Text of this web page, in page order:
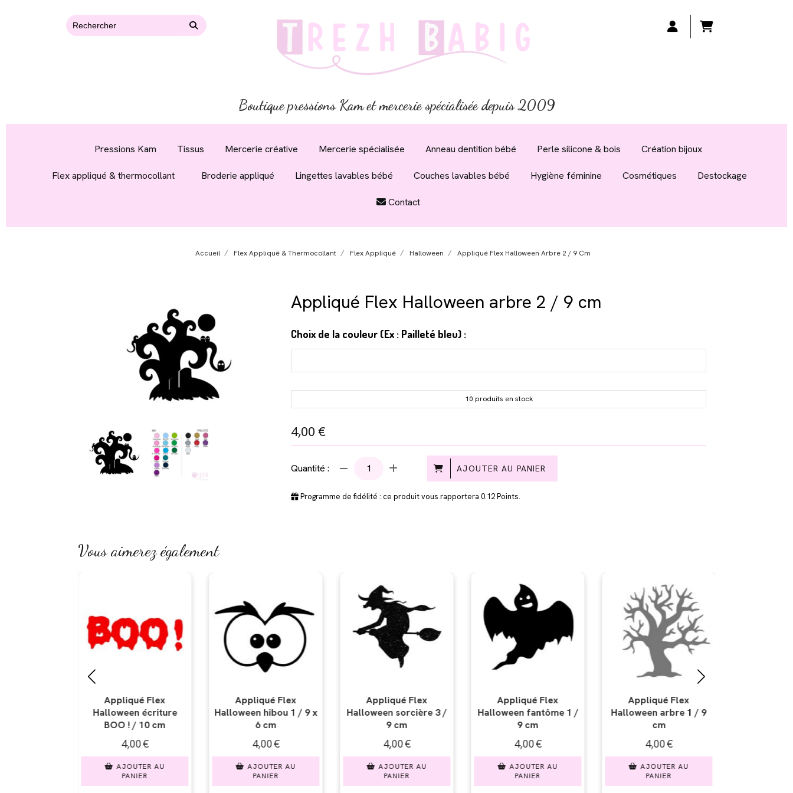
Boutique pressions Kam et mercerie spécialisée depuis 2009
Pressions Kam Tissus Mercerie créative Mercerie spécialisée Anneau dentition bébé Perle silicone & bois Création bijoux
Flex appliqué & thermocollant Broderie appliqué Lingettes lavables bébé Couches lavables bébé Hygiène féminine Cosmétiques Destockage
Contact
Accueil Flex Appliqué & Thermocollant Flex Appliqué Halloween Appliqué Flex Halloween Arbre 2 / 9 Cm
Appliqué Flex Halloween arbre 2 / 9 cm
Choix de la couleur (Ex : Pailleté bleu) :
10 produits en stock
4,00 €
Quantité : AJOUTER AU PANIER
Programme de fidélité : ce produit vous rapportera0.12Points.
Vous aimerez également
Appliqué Flex
Halloween hibou 1 / 9 x
6 cm
4,00€
AJOUTER AU
PANIER
Appliqué Flex
Halloween sorcière 3 /
9 cm
4,00€
AJOUTER AU
PANIER
Appliqué Flex
Halloween fantôme 1 /
9 cm
4,00€
AJOUTER AU
PANIER
Appliqué Flex
Halloween arbre 1 / 9
cm
4,00€
AJOUTER AU
PANIER
Appliqué Flex
Halloween araignée 3 -
Lot de 2 / 6 et 4 cm
4,00€
AJOUTER AU
PANIER